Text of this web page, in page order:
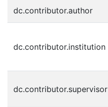
dc.contributor.author
dc.contributor.institution
dc.contributor.supervisor